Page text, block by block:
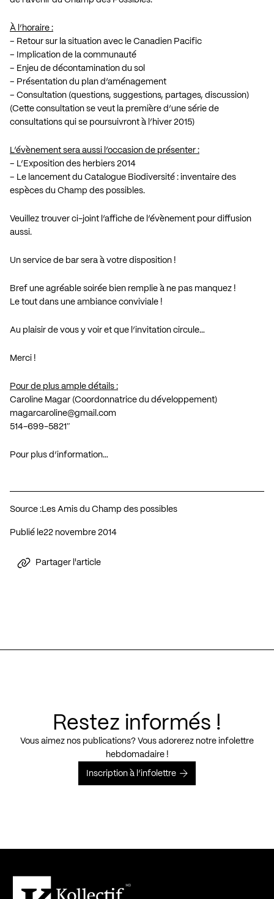
À l’horaire :
– Retour sur la situation avec le Canadien Pacific
– Implication de la communauté
– Enjeu de décontamination du sol
– Présentation du plan d’aménagement
– Consultation (questions, suggestions, partages, discussion)
(Cette consultation se veut la première d’une série de
consultations qui se poursuivront à l’hiver 2015)
L’évènement sera aussi l’occasion de présenter :
– L’Exposition des herbiers 2014
– Le lancement du Catalogue Biodiversité : inventaire des
espèces du Champ des possibles.
Veuillez trouver ci-joint l’affiche de l’évènement pour diffusion
aussi.
Un service de bar sera à votre disposition !
Bref une agréable soirée bien remplie à ne pas manquez !
Le tout dans une ambiance conviviale !
Au plaisir de vous y voir et que l’invitation circule…
Merci !
Pour de plus ample détails :
Caroline Magar (Coordonnatrice du développement)
magarcaroline@gmail.com
514-699-5821″
Pour plus d’information…
Source : Les Amis du Champ des possibles
Publié le 22 novembre 2014
Partager l'article
Restez informés !
Vous aimez nos publications? Vous adorerez notre infolettre
hebdomadaire !
Inscription à l’infolettre